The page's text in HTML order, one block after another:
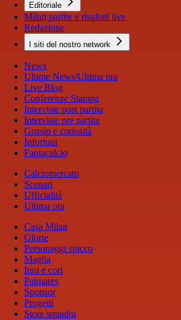
Editoriale
Milan partite e risultati live
Redazione
I siti del nostro network
News
Ultime News/Ultima ora
Live Blog
Conferenze Stampa
Interviste post partita
Interviste pre partita
Gossip e curiosità
Infortuni
Fantacalcio
Calciomercato
Scenari
Ufficialità
Ultima ora
Casa Milan
Glorie
Personaggi spicco
Maglia
Inni e cori
Palmares
Sponsor
Progetti
Store squadra